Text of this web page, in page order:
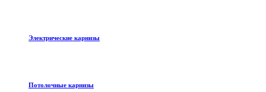
Электрические карнизы
Потолочные карнизы